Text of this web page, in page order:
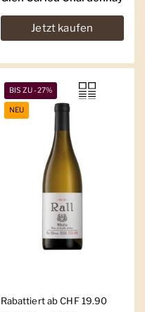
Jetzt kaufen
Regulärer Preis
Rabattiert ab CHF 19.90
BIS ZU -27%
NEU